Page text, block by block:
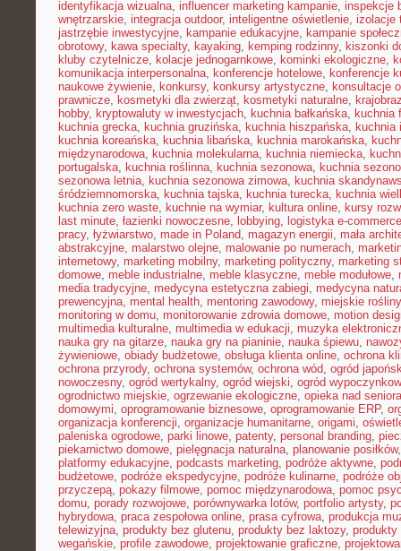
identyfikacja wizualna, influencer marketing kampanie, inspekcje
wnętrzarskie, integracja outdoor, inteligentne oświetlenie, izolacje
jastrzębie inwestycyjne, kampanie edukacyjne, kampanie
obrotowy, kawa specialty, kayaking, kemping rodzinny, kiszonki
kluby czytelnicze, kolacje jednogarnkowe, kominki ekologiczne,
komunikacja interpersonalna, konferencje hotelowe, konferencje
naukowe żywienie, konkursy, konkursy artystyczne, konsultacje
prawnicze, kosmetyki dla zwierząt, kosmetyki naturalne,
hobby, kryptowaluty w inwestycjach, kuchnia bałkańska, kuchnia
kuchnia grecka, kuchnia gruzińska, kuchnia hiszpańska, kuchnia
kuchnia koreańska, kuchnia libańska, kuchnia marokańska,
międzynarodowa, kuchnia molekularna, kuchnia niemiecka,
portugalska, kuchnia roślinna, kuchnia sezonowa, kuchnia
sezonowa letnia, kuchnia sezonowa zimowa, kuchnia
śródziemnomorska, kuchnia tajska, kuchnia turecka, kuchnia
kuchnia zero waste, kuchnie na wymiar, kultura online, kursy
last minute, łazienki nowoczesne, lobbying, logistyka e-commerce
pracy, łyżwiarstwo, made in Poland, magazyn energii, mała
abstrakcyjne, malarstwo olejne, malowanie po numerach,
internetowy, marketing mobilny, marketing polityczny, marketing
domowe, meble industrialne, meble klasyczne, meble modułowe,
media tradycyjne, medycyna estetyczna zabiegi, medycyna
prewencyjna, mental health, mentoring zawodowy, miejskie rośliny
monitoring w domu, monitorowanie zdrowia domowe, motion
multimedia kulturalne, multimedia w edukacji, muzyka
nauka gry na gitarze, nauka gry na pianinie, nauka śpiewu,
żywieniowe, obiady budżetowe, obsługa klienta online, ochrona
ochrona przyrody, ochrona systemów, ochrona wód, ogród
nowoczesny, ogród wertykalny, ogród wiejski, ogród
ogrodnictwo miejskie, ogrzewanie ekologiczne, opieka nad
domowymi, oprogramowanie biznesowe, oprogramowanie ERP,
organizacja konferencji, organizacje humanitarne, origami,
paleniska ogrodowe, parki linowe, patenty, personal branding,
piekarnictwo domowe, pielęgnacja naturalna, planowanie posiłków
platformy edukacyjne, podcasts marketing, podróże aktywne,
budżetowe, podróże ekspedycyjne, podróże kulinarne, podróże
przyczepą, pokazy filmowe, pomoc międzynarodowa, pomoc
domu, porady rozwojowe, porównywarka lotów, portfolio artysty,
hybrydowa, praca zespołowa online, prasa cyfrowa, produkcja
telewizyjna, produkty bez glutenu, produkty bez laktozy, produkty
wegańskie, profile zawodowe, projektowanie graficzne,